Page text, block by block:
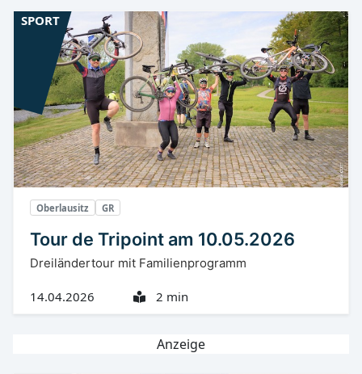
Anzeige
Oberlausitz GR
Tour de Tripoint am 10.05.2026
Dreiländertour mit Familienprogramm
14.04.2026 2 min
SPORT